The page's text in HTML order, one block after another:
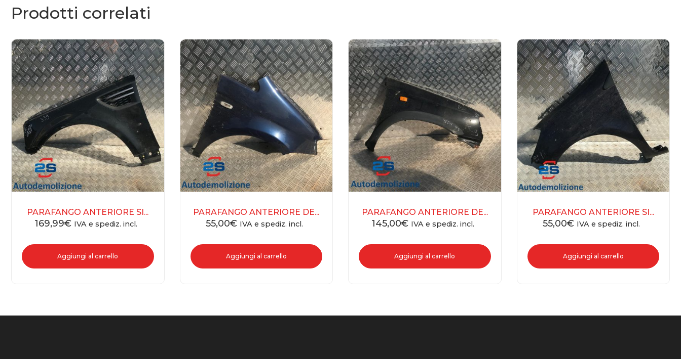
Prodotti correlati
PARAFANGO ANTERIORE SI...
169,99€ IVA e spediz. incl.
Aggiungi al carrello
PARAFANGO ANTERIORE DE...
55,00€ IVA e spediz. incl.
Aggiungi al carrello
PARAFANGO ANTERIORE DE...
145,00€ IVA e spediz. incl.
Aggiungi al carrello
PARAFANGO ANTERIORE SI...
55,00€ IVA e spediz. incl.
Aggiungi al carrello